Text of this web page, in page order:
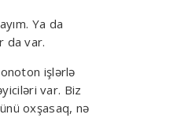
Ya da
da var.
işlərlə
var. Biz
oxşasaq, nə